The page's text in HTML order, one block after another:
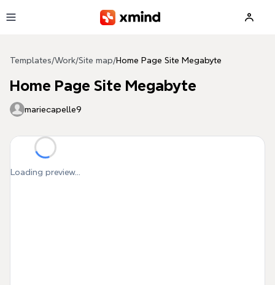
Templates/Work/Site map/Home Page Site Megabyte
Home Page Site Megabyte
mariecapelle9
Loading preview...